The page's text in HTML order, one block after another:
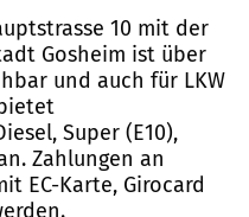
10 mit der
Gosheim ist über
und auch für LKW
Super (E10),
Zahlungen an
EC-Karte, Girocard